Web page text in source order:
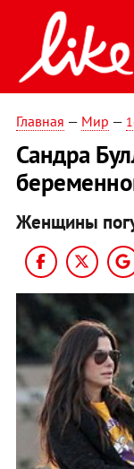
Главная — Мир —
Сандра
Женщины